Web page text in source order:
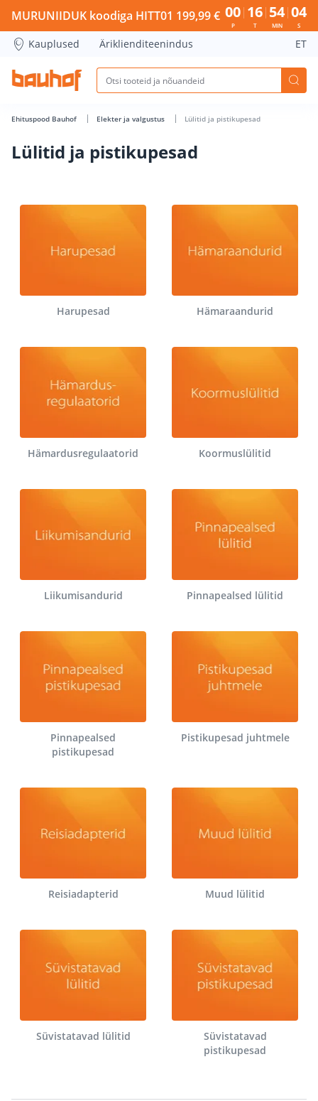
Lülitid ja pistikupesad - Bauhof has loaded
MURUNIIDUK koodiga HITT01 199,99 € 00
P
16
T
54
MIN
03
S
Kauplused Äriklienditeenindus ET
Ehituspood Bauhof Elekter ja valgustus Lülitid ja pistikupesad
Lülitid ja pistikupesad
Harupesad Hämaraandurid
Hämardusregulaatorid Koormuslülitid
Liikumisandurid Pinnapealsed lülitid
Pinnapealsed
pistikupesad
Pistikupesad juhtmele
Reisiadapterid Muud lülitid
Süvistatavad lülitid
Süvistatavad
pistikupesad